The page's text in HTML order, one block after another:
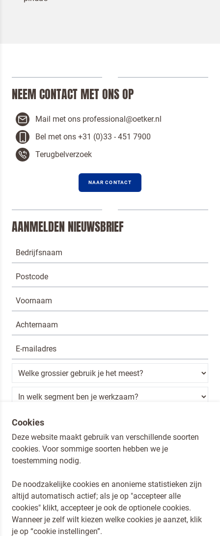
NEEM CONTACT MET ONS OP
Mail met ons professional@oetker.nl
Bel met ons +31 (0)33 - 451 7900
Terugbelverzoek
NAAR CONTACT
AANMELDEN NIEUWSBRIEF
Ik ben een horeca professional
Door op versturen te klikken, ga je akkoord metonze voorwaarden.
Dr. Oetker Nederland
Koopmans Professioneel
Privacy en Cookies
Cookies
Deze website maakt gebruik van verschillende soorten
cookies. Voor sommige soorten hebben we je
toestemming nodig.
De noodzakelijke cookies en anonieme statistieken zijn
altijd automatisch actief; als je op "accepteer alle
cookies" klikt, accepteer je ook de optionele cookies.
Wanneer je zelf wilt kiezen welke cookies je aanzet, klik
je op “cookie instellingen”.